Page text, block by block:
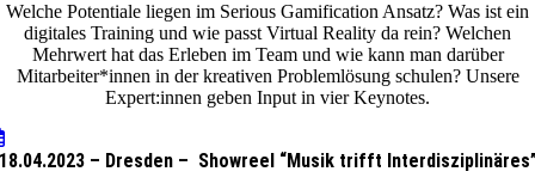
Welche Potentiale liegen im Serious Gamification Ansatz? Was ist ein
digitales Training und wie passt Virtual Reality da rein? Welchen
Mehrwert hat das Erleben im Team und wie kann man darüber
Mitarbeiter*innen in der kreativen Problemlösung schulen? Unsere
Expert:innen geben Input in vier Keynotes.
– Dresden – Showreel “Musik trifft